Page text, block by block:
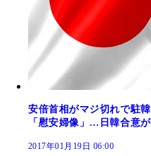
安倍首相がマジ切れで駐
「慰安婦像」…日韓合意
2017年01月19日 06:00